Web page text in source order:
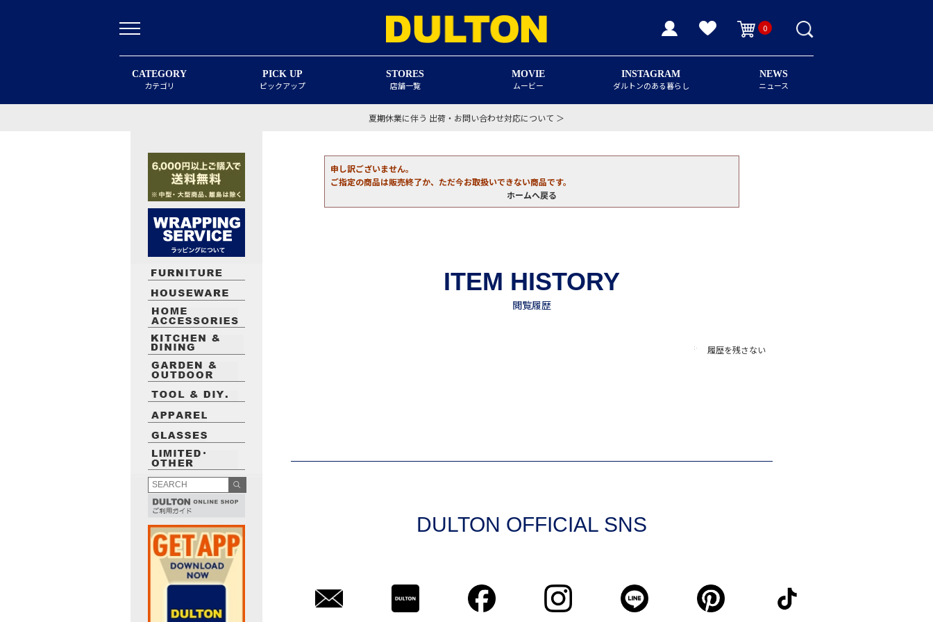
0
CATEGORY
カテゴリ
PICK UP
ピックアップ
STORES
店舗一覧
MOVIE
ムービー
INSTAGRAM
ダルトンのある暮らし
NEWS
ニュース
夏期休業に伴う 出荷・お問い合わせ対応について ＞
申し訳ございません。
ご指定の商品は販売終了か、ただ今お取扱いできない商品です。
ホームへ戻る
履歴を残さない
DULTON OFFICIAL SNS